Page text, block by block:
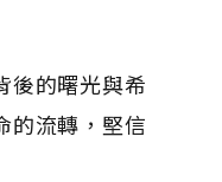
後的曙光與希
的流轉，堅信